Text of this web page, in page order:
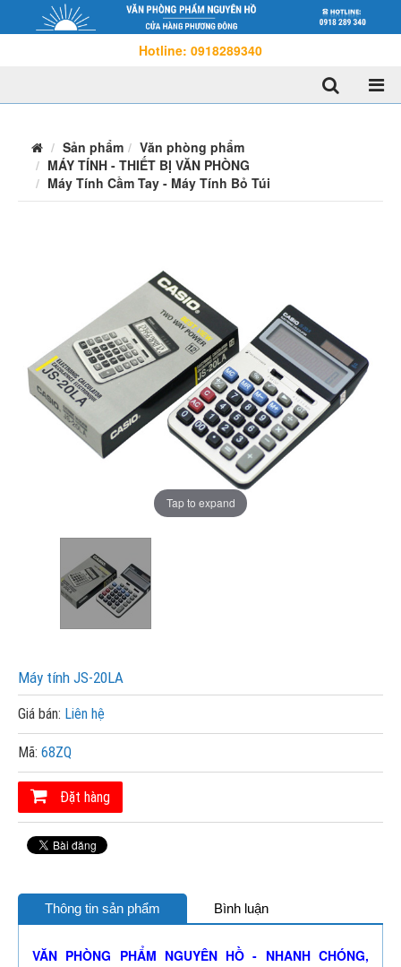
Hotline: 0918289340
Sản phẩm
Văn phòng phẩm
MÁY TÍNH - THIẾT BỊ VĂN PHÒNG
Máy Tính Cầm Tay - Máy Tính Bỏ Túi
Tap to expand
Máy tính JS-20LA
Giá bán: Liên hệ
Mã: 68ZQ
Đặt hàng
Thông tin sản phẩm Bình luận
VĂN PHÒNG PHẨM NGUYÊN HỒ - NHANH CHÓNG,